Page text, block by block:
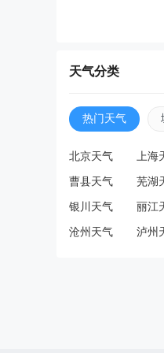
天气分类
热门天气
北京天气 上海
曹县天气 芜湖
银川天气 丽江
沧州天气 泸州